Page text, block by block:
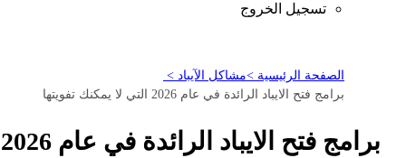
تسجيل الخروج
الصفحة الرئيسية >مشاكل الآيباد >
برامج فتح الايباد الرائدة في عام 2026 التي لا يمكنك تفويتها
برامج فتح الايباد الرائدة في عام 2026